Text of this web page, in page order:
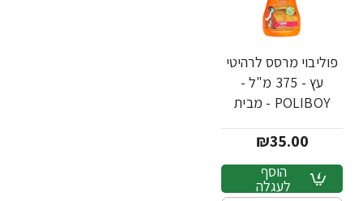
פוליבוי מרסס לרהיטי
עץ - 375 מ"ל -
POLIBOY - מבית
₪35.00
הוסף
לעגלה